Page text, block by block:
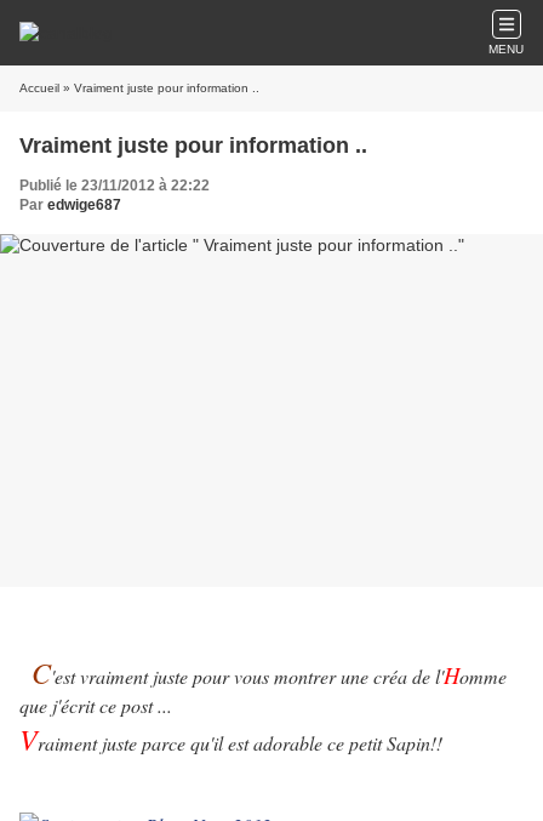
MENU
Accueil » Vraiment juste pour information ..
Vraiment juste pour information ..
Publié le 23/11/2012 à 22:22
Par edwige687
C'est vraiment juste pour vous montrer une créa de l'Homme
que j'écrit ce post ...
Vraiment juste parce qu'il est adorable ce petit Sapin!!